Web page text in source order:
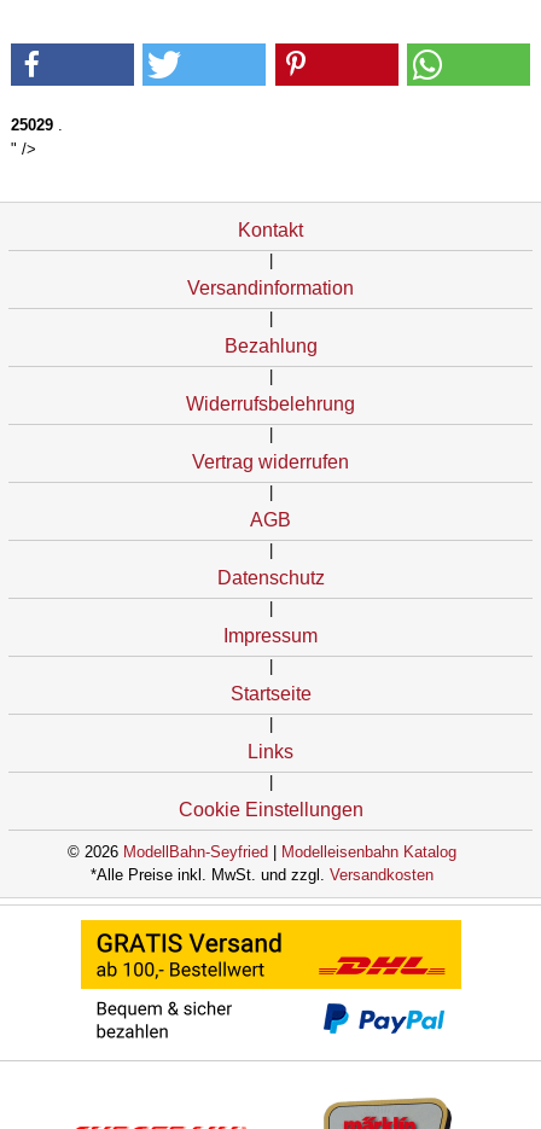
25029.
" />
Kontakt
Versandinformation
Bezahlung
Widerrufsbelehrung
Vertrag widerrufen
AGB
Datenschutz
Impressum
Startseite
Links
Cookie Einstellungen
© 2026 ModellBahn-Seyfried
Modelleisenbahn Katalog
*Alle Preise inkl. MwSt. und zzgl. Versandkosten